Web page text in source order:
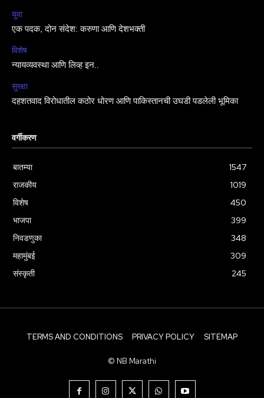
युवा
एक पदक, दोन संदेश: करुणा आणि देशभक्ती
विशेष
न्यायव्यवस्था आणि लिव्ह इन..
सुरक्षा
दहशतवाद विरोधातील कठोर धोरण आणि पाकिस्तानची उघडी पडलेली भूमिका
वर्गीकरण
बातम्या
1547
राजकीय
1019
विशेष
450
भाजपा
399
निवडणुका
348
महामुंबई
309
संस्कृती
245
TERMS AND CONDITIONS PRIVACY POLICY SITEMAP
© NB Marathi